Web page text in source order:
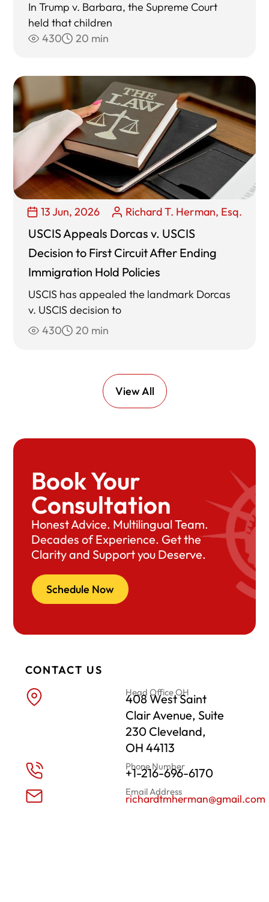
In Trump v. Barbara, the Supreme Court
held that children
430
20 min
13 Jun, 2026 Richard T. Herman, Esq.
USCIS Appeals Dorcas v. USCIS
Decision to First Circuit After Ending
Immigration Hold Policies
USCIS has appealed the landmark Dorcas
v. USCIS decision to
430
20 min
View All
Book Your
Consultation
Honest Advice. Multilingual Team.
Decades of Experience. Get the
Clarity and Support you Deserve.
Schedule Now
CONTACT US
Head Office OH
408 West Saint
Clair Avenue, Suite
230 Cleveland,
OH 44113
Phone Number
+1-216-696-6170
Email Address
richardtmherman@gmail.com